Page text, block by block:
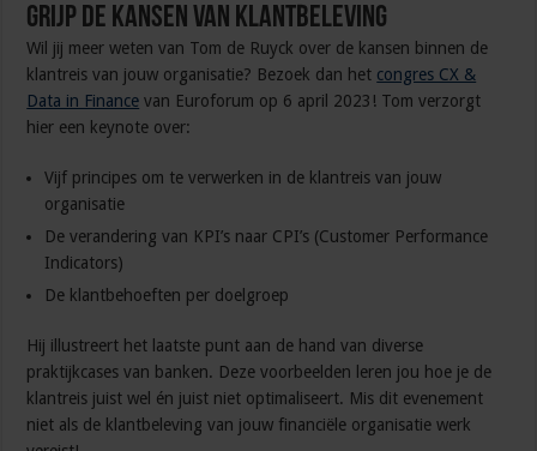
Grijp de kansen van klantbeleving
Wil jij meer weten van Tom de Ruyck over de kansen binnen de
klantreis van jouw organisatie? Bezoek dan het congres CX &
Data in Finance van Euroforum op 6 april 2023! Tom verzorgt
hier een keynote over:
Vijf principes om te verwerken in de klantreis van jouw
organisatie
De verandering van KPI’s naar CPI’s (Customer Performance
Indicators)
De klantbehoeften per doelgroep
Hij illustreert het laatste punt aan de hand van diverse
praktijkcases van banken. Deze voorbeelden leren jou hoe je de
klantreis juist wel én juist niet optimaliseert. Mis dit evenement
niet als de klantbeleving van jouw financiële organisatie werk